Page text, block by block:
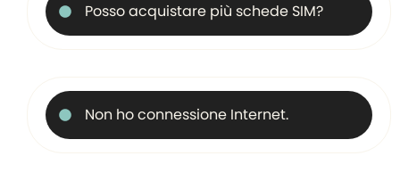
Posso acquistare più schede SIM?
Non ho connessione Internet.